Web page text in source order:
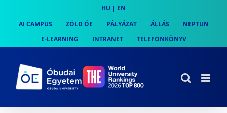
content
HU | EN
AI CAMPUS
ZÖLD ÓE PÁLYÁZAT ÁLLÁS
NEPTUN
E-LEARNING
INTRANET TELEFONKÖNYV